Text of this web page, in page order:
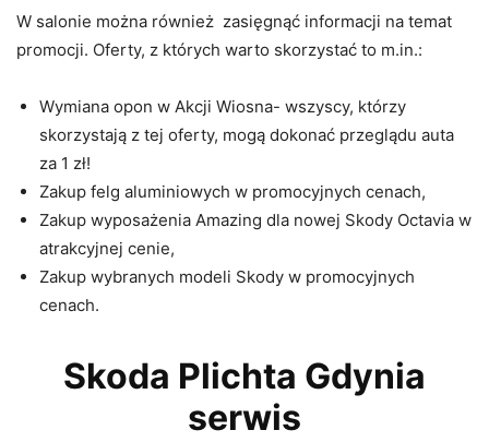
W salonie można również zasięgnąć informacji na temat
promocji. Oferty, z których warto skorzystać to m.in.:
Wymiana opon w Akcji Wiosna- wszyscy, którzy
skorzystają z tej oferty, mogą dokonać przeglądu auta
za 1 zł!
Zakup felg aluminiowych w promocyjnych cenach,
Zakup wyposażenia Amazing dla nowej Skody Octavia w
atrakcyjnej cenie,
Zakup wybranych modeli Skody w promocyjnych
cenach.
Skoda Plichta Gdynia
serwis